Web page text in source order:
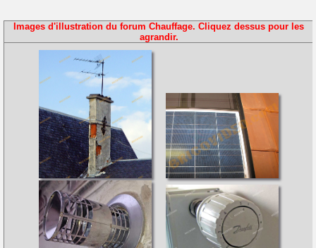
Images d'illustration du forum Chauffage. Cliquez dessus pour les
agrandir.